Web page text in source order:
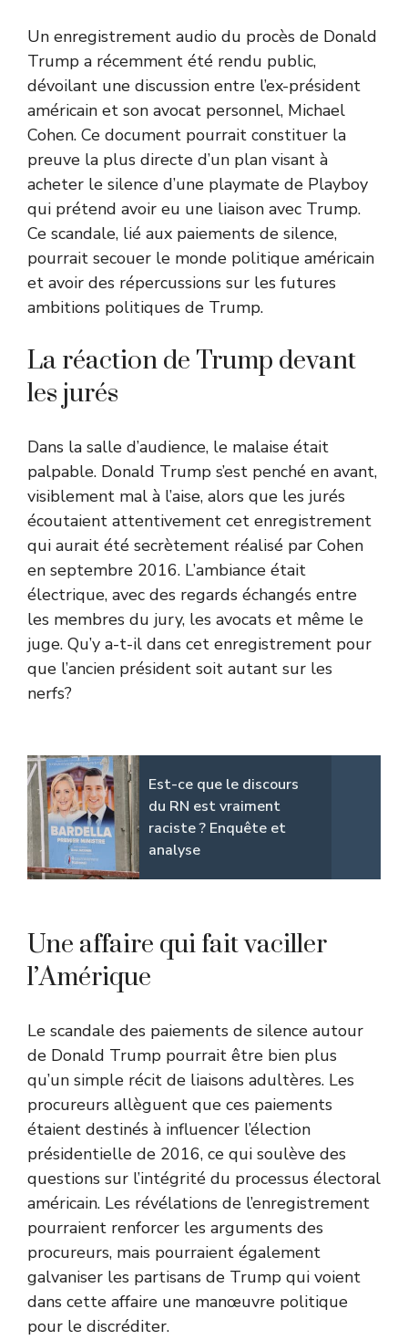
Un enregistrement audio du procès de Donald
Trump a récemment été rendu public,
dévoilant une discussion entre l’ex-président
américain et son avocat personnel, Michael
Cohen. Ce document pourrait constituer la
preuve la plus directe d’un plan visant à
acheter le silence d’une playmate de Playboy
qui prétend avoir eu une liaison avec Trump.
Ce scandale, lié aux paiements de silence,
pourrait secouer le monde politique américain
et avoir des répercussions sur les futures
ambitions politiques de Trump.
La réaction de Trump devant
les jurés
Dans la salle d’audience, le malaise était
palpable. Donald Trump s’est penché en avant,
visiblement mal à l’aise, alors que les jurés
écoutaient attentivement cet enregistrement
qui aurait été secrètement réalisé par Cohen
en septembre 2016. L’ambiance était
électrique, avec des regards échangés entre
les membres du jury, les avocats et même le
juge. Qu’y a-t-il dans cet enregistrement pour
que l’ancien président soit autant sur les
nerfs?
Est-ce que le discours
du RN est vraiment
raciste ? Enquête et
analyse
Une affaire qui fait vaciller
l’Amérique
Le scandale des paiements de silence autour
de Donald Trump pourrait être bien plus
qu’un simple récit de liaisons adultères. Les
procureurs allèguent que ces paiements
étaient destinés à influencer l’élection
présidentielle de 2016, ce qui soulève des
questions sur l’intégrité du processus électoral
américain. Les révélations de l’enregistrement
pourraient renforcer les arguments des
procureurs, mais pourraient également
galvaniser les partisans de Trump qui voient
dans cette affaire une manœuvre politique
pour le discréditer.